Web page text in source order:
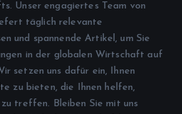
Unser engagiertes Team von
täglich relevante
und spannende Artikel, um Sie
in der globalen Wirtschaft auf
setzen uns dafür ein, Ihnen
zu bieten, die Ihnen helfen,
treffen. Bleiben Sie mit uns